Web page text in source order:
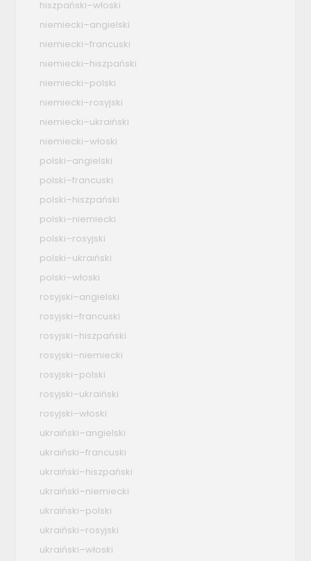
hiszpański–włoski
niemiecki–angielski
niemiecki–francuski
niemiecki–hiszpański
niemiecki–polski
niemiecki–rosyjski
niemiecki–ukraiński
niemiecki–włoski
polski–angielski
polski–francuski
polski–hiszpański
polski–niemiecki
polski–rosyjski
polski–ukraiński
polski–włoski
rosyjski–angielski
rosyjski–francuski
rosyjski–hiszpański
rosyjski–niemiecki
rosyjski–polski
rosyjski–ukraiński
rosyjski–włoski
ukraiński–angielski
ukraiński–francuski
ukraiński–hiszpański
ukraiński–niemiecki
ukraiński–polski
ukraiński–rosyjski
ukraiński–włoski